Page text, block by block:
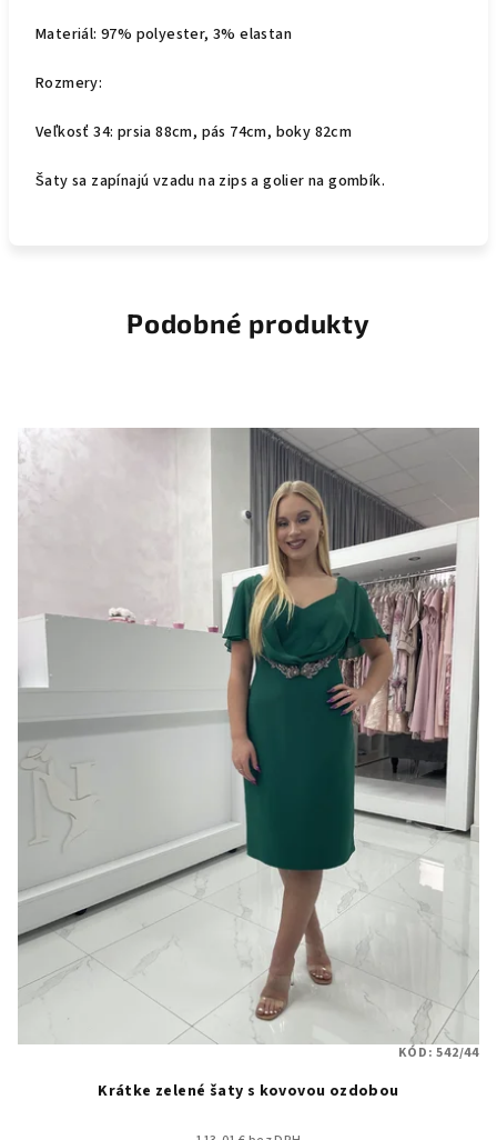
Materiál: 97% polyester, 3% elastan
Rozmery:
Veľkosť 34: prsia 88cm, pás 74cm, boky 82cm
Šaty sa zapínajú vzadu na zips a golier na gombík.
Podobné produkty
Krátke zelené šaty s kovovou ozdobou
KÓD:542/44